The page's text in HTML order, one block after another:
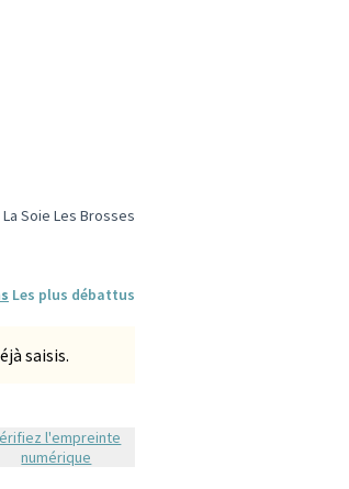
la catégorie : Autre
pour le secteur : Bonnevay La Soie Les Brosses
Soie Les Brosses
Les plus débattus
saisis.
numérique